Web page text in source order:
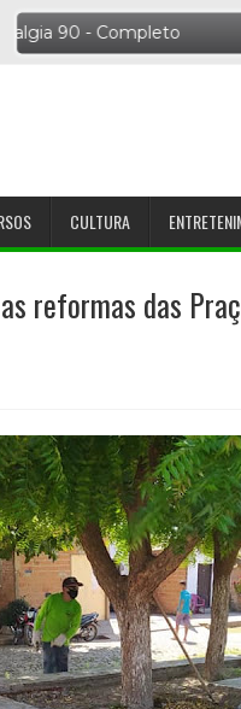
CULTURA
reformas das